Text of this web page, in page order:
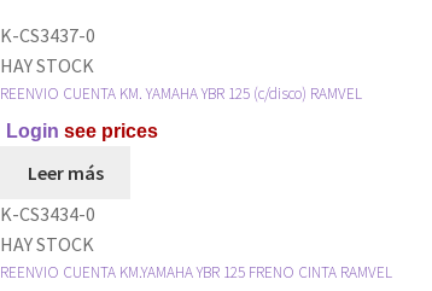
(GRANDE)
RAMVEL
cantidad
K-CS3437-0
HAY STOCK
REENVIO CUENTA KM. YAMAHA YBR 125 (c/disco) RAMVEL
Login see prices
Leer más
K-CS3434-0
HAY STOCK
REENVIO CUENTA KM.YAMAHA YBR 125 FRENO CINTA RAMVEL